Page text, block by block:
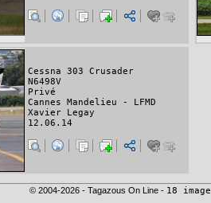
Cessna 303 Crusader
N6498V
Privé
Cannes Mandelieu - LFMD
Xavier Legay
12.06.14
© 2004-2026 - Tagazous On Line - 18